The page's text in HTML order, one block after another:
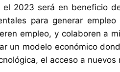
el 2023 será en beneficio
para generar
empleo, y colaboren a
un modelo económico
el acceso a